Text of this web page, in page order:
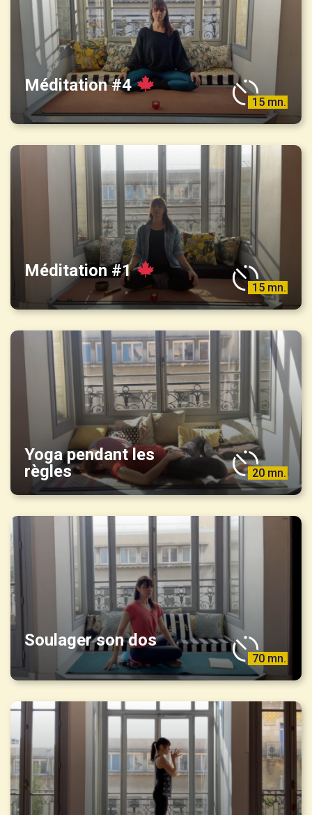
Méditation #4
15 mn.
Méditation #1
15 mn.
Yoga pendant les
règles
20 mn.
Soulager son dos
70 mn.